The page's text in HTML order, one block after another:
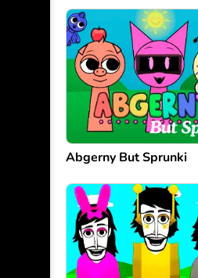
Abgerny But Sprunki